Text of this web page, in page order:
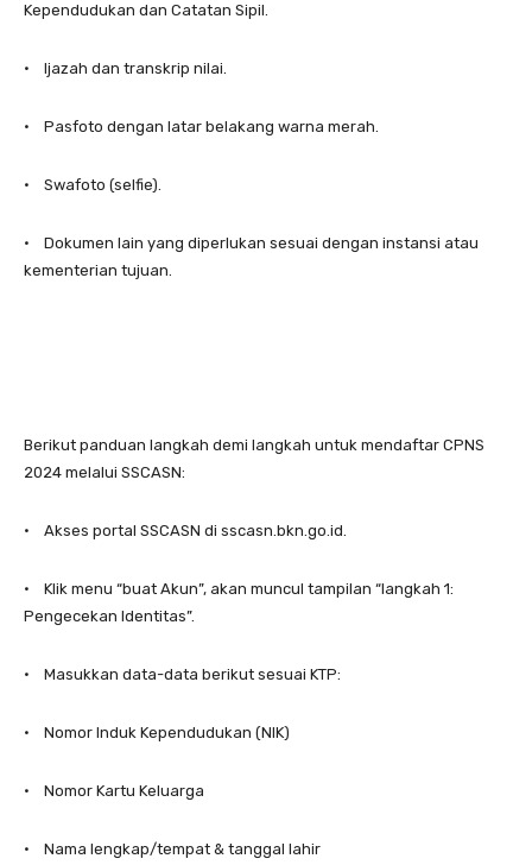
Kependudukan dan Catatan Sipil.
• Ijazah dan transkrip nilai.
• Pasfoto dengan latar belakang warna merah.
• Swafoto (selfie).
• Dokumen lain yang diperlukan sesuai dengan instansi atau
kementerian tujuan.
Berikut panduan langkah demi langkah untuk mendaftar CPNS
2024 melalui SSCASN:
• Akses portal SSCASN di sscasn.bkn.go.id.
• Klik menu “buat Akun”, akan muncul tampilan “langkah 1:
Pengecekan Identitas”.
• Masukkan data-data berikut sesuai KTP:
• Nomor Induk Kependudukan (NIK)
• Nomor Kartu Keluarga
• Nama lengkap/tempat & tanggal lahir